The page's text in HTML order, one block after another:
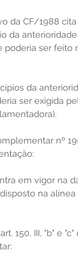
da CF/1988
da
ser feito
da
ser exigida
nº
em vigor na
na alínea
150, III, "b" e